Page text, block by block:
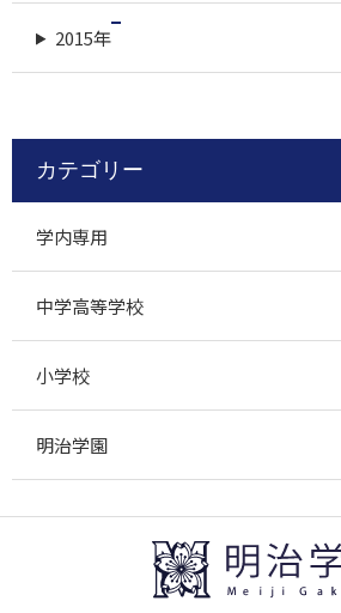
2015年
カテゴリー
学内専用
中学高等学校
小学校
明治学園